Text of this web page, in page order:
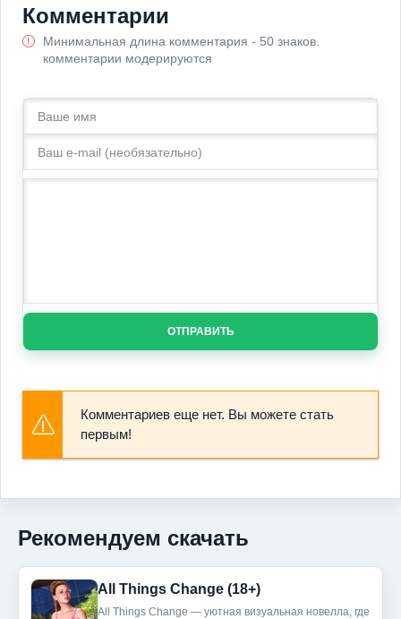
Комментарии
Минимальная длина комментария - 50 знаков.
комментарии модерируются
ОТПРАВИТЬ
Комментариев еще нет. Вы можете стать
первым!
Рекомендуем скачать
All Things Change (18+)
All Things Change — уютная визуальная новелла, где